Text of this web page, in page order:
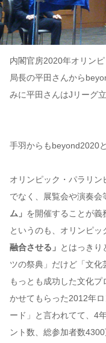
内閣官房2020年オリン
局長の平田さんから
みに平田さんはJリーグ
手羽からもbeyond2020
オリンピック・パラリ
でなく、展覧会や演奏会
ム」 を開催することが義
というのも、オリンピッ
融合させる」 とはっきり
ツの祭典」だけど「文化
もっとも成功した文化
かせてもらった2012年
ード」と言われてて、4
ント数、総参加者数